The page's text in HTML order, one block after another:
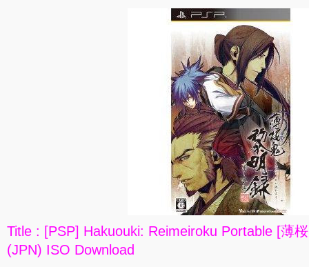
Title : [PSP] Hakuouki: Reimeiroku Portable [薄
(JPN) ISO Download